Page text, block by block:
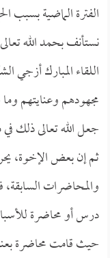
الفترة الماضية بسبب
نستأنف بحمد الله
اللقاء المبارك أزجي
مجهودهم وعنايتهم
جعل الله تعالى ذلك
ثم إن بعض الإخوة،
والمحاضرات
درس أو محاضرة
حيث قامت محاضرة